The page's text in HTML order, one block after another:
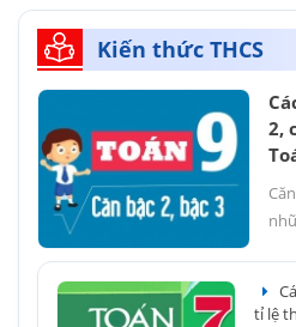
Kiến thức THCS
2,
tỉ lệ